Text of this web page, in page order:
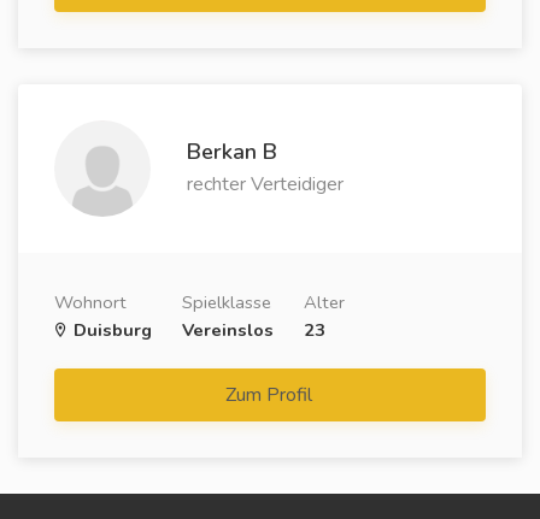
Berkan B
rechter Verteidiger
Wohnort
Duisburg
Spielklasse
Vereinslos
Alter
23
Zum Profil